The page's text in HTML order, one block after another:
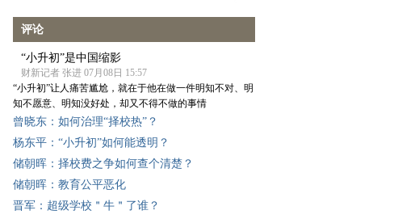
评论
“小升初”是中国缩影
财新记者 张进 07月08日 15:57
“小升初”让人痛苦尴尬，就在于他在做一件明知不对、明
知不愿意、明知没好处，却又不得不做的事情
曾晓东：如何治理“择校热”？
杨东平：“小升初”如何能透明？
储朝晖：择校费之争如何查个清楚？
储朝晖：教育公平恶化
晋军：超级学校＂牛＂了谁？